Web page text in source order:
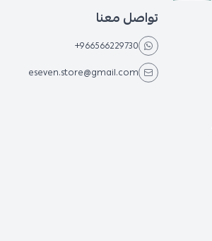
تواصل معنا
+966566229730
eseven.store@gmail.com